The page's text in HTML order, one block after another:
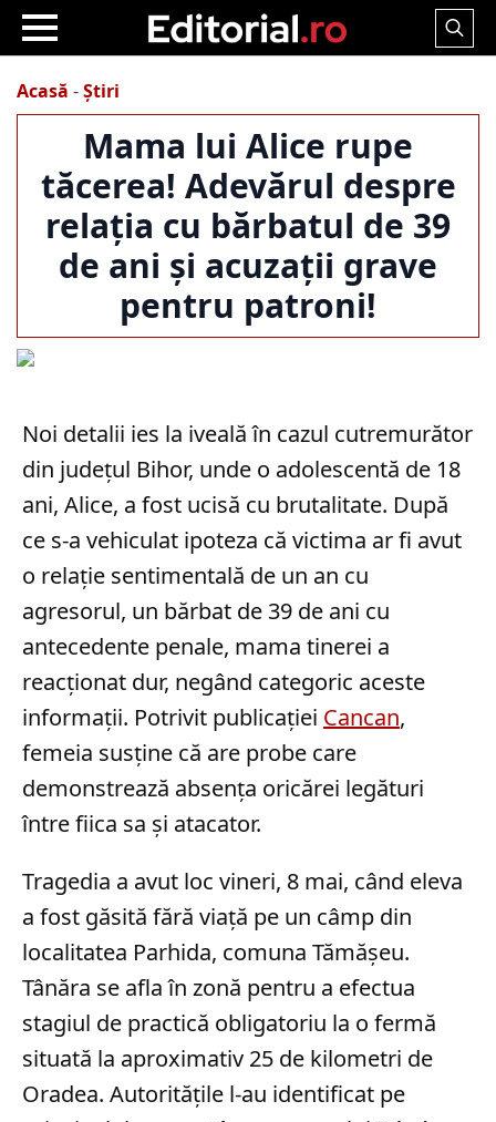
Search
Acasă -Știri
Mama lui Alice rupe
tăcerea! Adevărul despre
relația cu bărbatul de 39
de ani și acuzații grave
pentru patroni!
Noi detalii ies la iveală în cazul cutremurător
din județul Bihor, unde o adolescentă de 18
ani, Alice, a fost ucisă cu brutalitate. După
ce s-a vehiculat ipoteza că victima ar fi avut
o relație sentimentală de un an cu
agresorul, un bărbat de 39 de ani cu
antecedente penale, mama tinerei a
reacționat dur, negând categoric aceste
informații. Potrivit publicației Cancan,
femeia susține că are probe care
demonstrează absența oricărei legături
între fiica sa și atacator.
Tragedia a avut loc vineri, 8 mai, când eleva
a fost găsită fără viață pe un câmp din
localitatea Parhida, comuna Tămășeu.
Tânăra se afla în zonă pentru a efectua
stagiul de practică obligatoriu la o fermă
situată la aproximativ 25 de kilometri de
Oradea. Autoritățile l-au identificat pe